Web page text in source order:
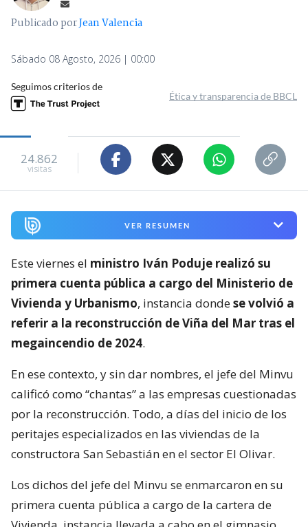
Publicado porJean Valencia
Sábado 08 Agosto, 2026 | 00:00
Seguimos criterios de
Ética y transparencia de BBCL
24.862
visitas
VER RESUMEN
Este viernes el ministro Iván Poduje realizó su
primera cuenta pública a cargo del Ministerio de
Vivienda y Urbanismo, instancia dondese volvió a
referir a la reconstrucción de Viña del Mar tras el
megaincendio de 2024.
En ese contexto, y sin dar nombres, el jefe del Minvu
calificó como “chantas” a las empresas cuestionadas
por la reconstrucción. Todo, a días del inicio de los
peritajes especializados en las viviendas de la
constructora San Sebastián en el sector El Olivar.
Los dichos del jefe del Minvu se enmarcaron en su
primera cuenta pública a cargo de la cartera de